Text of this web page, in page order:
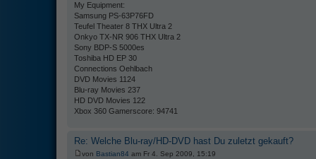
My Equipment:
Samsung PS-63P76FD
Teufel Theater 8 THX Ultra 2
Onkyo TX-NR 906 THX Ultra 2
Sony BDP-S 5000es
Toshiba HD EP 30
Connections Oehlbach
DVD Movies 1124
Blu-ray Movies 237
HD DVD Movies 122
Xbox 360 Gamerscore: 94741
Re: Welche Blu-ray/HD-DVD hast Du zuletzt gekauft?
von Bastian84 am Fr 4. Sep 2009, 15:19